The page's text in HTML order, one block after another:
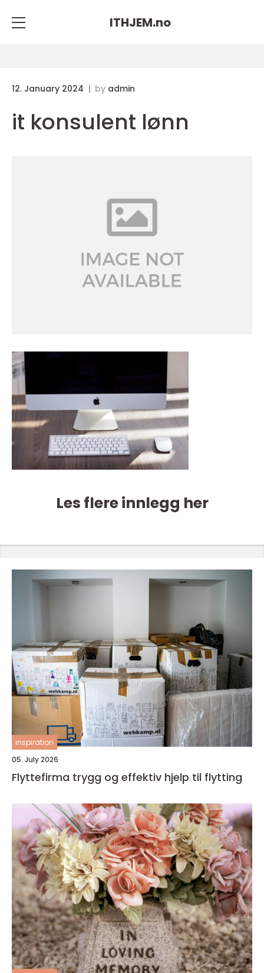
ITHJEM.no
12. January 2024 by admin
it konsulent lønn
Les flere innlegg her
inspiration
05. July 2026
Flyttefirma trygg og effektiv hjelp til flytting